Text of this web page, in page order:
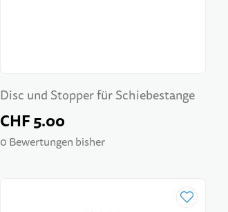
Disc und Stopper für Schiebestange
CHF 5.00
0 Bewertungen bisher